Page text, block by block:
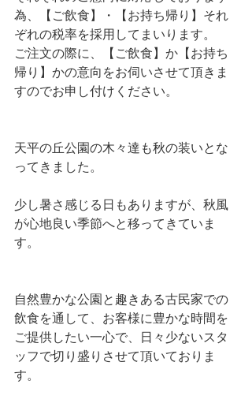
為、【ご飲食】・【お持ち帰り】それ
ぞれの税率を採用してまいります。
ご注文の際に、【ご飲食】か【お持ち
帰り】かの意向をお伺いさせて頂きま
すのでお申し付けください。
天平の丘公園の木々達も秋の装いとな
ってきました。
少し暑さ感じる日もありますが、秋風
が心地良い季節へと移ってきていま
す。﻿
自然豊かな公園と趣きある古民家での
飲食を通して、お客様に豊かな時間を
ご提供したい一心で、日々少ないスタ
ッフで切り盛りさせて頂いておりま
す。